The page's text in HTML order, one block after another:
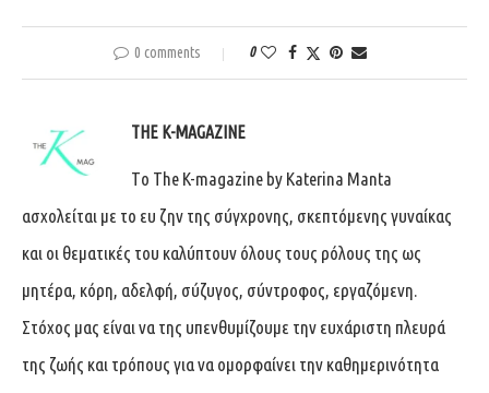
0 comments 0
THE K-MAGAZINE
Tο The K-magazine by Katerina Manta
ασχολείται με το ευ ζην της σύγχρονης, σκεπτόμενης γυναίκας
και οι θεματικές του καλύπτουν όλους τους ρόλους της ως
μητέρα, κόρη, αδελφή, σύζυγος, σύντροφος, εργαζόμενη.
Στόχος μας είναι να της υπενθυμίζουμε την ευχάριστη πλευρά
της ζωής και τρόπους για να ομορφαίνει την καθημερινότητα